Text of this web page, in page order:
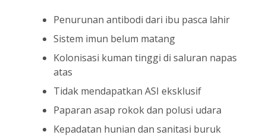
Penurunan antibodi dari ibu pasca lahir
Sistem imun belum matang
Kolonisasi kuman tinggi di saluran napas
atas
Tidak mendapatkan ASI eksklusif
Paparan asap rokok dan polusi udara
Kepadatan hunian dan sanitasi buruk